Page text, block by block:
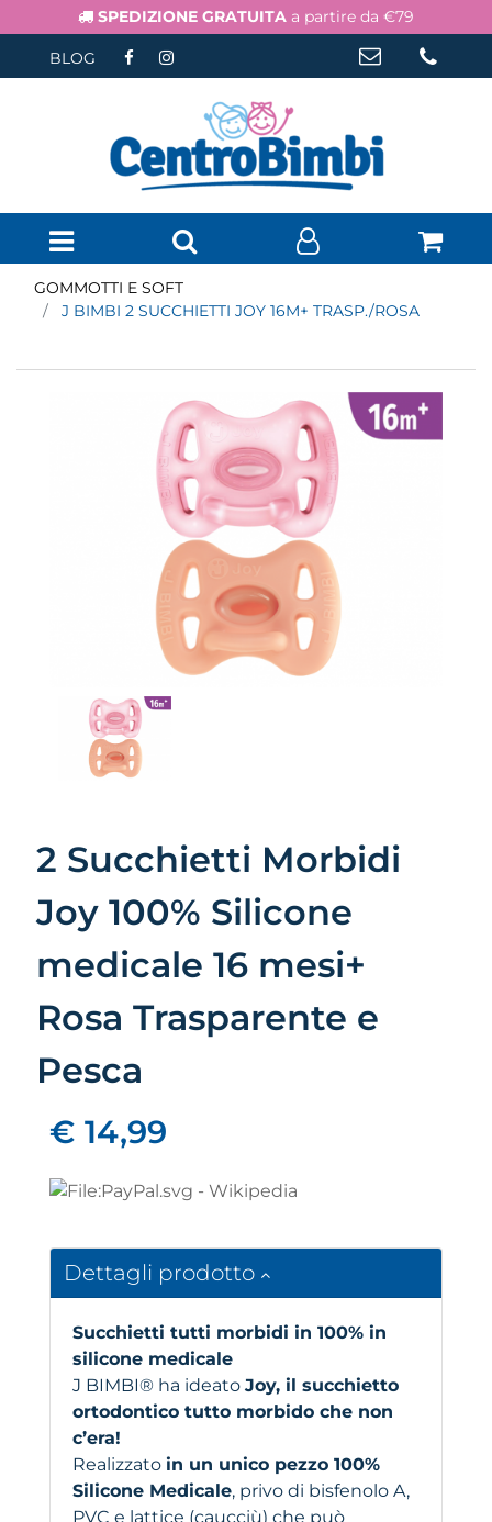
SPEDIZIONE GRATUITA a partire da €79
BLOG
Open menu
GOMMOTTI E SOFT
J BIMBI 2 SUCCHIETTI JOY 16M+ TRASP./ROSA
2 Succhietti Morbidi
Joy 100% Silicone
medicale 16 mesi+
Rosa Trasparente e
Pesca
€ 14,99
Dettagli prodotto
Succhietti tutti morbidi in 100% in
silicone medicale
J BIMBI® ha ideato Joy, il succhietto
ortodontico tutto morbido che non
c’era!
Realizzato in un unico pezzo 100%
Silicone Medicale, privo di bisfenolo A,
PVC e lattice (caucciù) che può